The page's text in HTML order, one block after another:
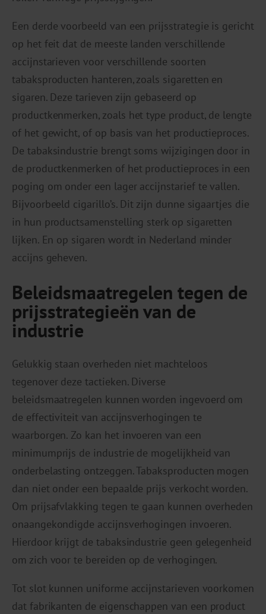
Een derde voorbeeld van een prijsstrategie is gericht
op het feit dat de meeste landen verschillende
accijnstarieven voor verschillende soorten
tabaksproducten hanteren, zoals sigaretten en
sigaren. Deze tarieven zijn gebaseerd op
productkenmerken, zoals het type product, de lengte
of het gewicht, of op basis van het productieproces.
De tabaksindustrie brengt soms wijzigingen door in
de productkenmerken of het productieproces in een
poging om onder een lager accijnstarief te vallen.
Bijvoorbeeld cigarillo’s. Dit zijn dunne sigaartjes die
in hun productsamenstelling sterk op sigaretten
lijken. En op sigaren wordt in Nederland minder
accijns geheven.
Beleidsmaatregelen tegen de
prijsstrategieën van de
industrie
Gelukkig staan overheden niet machteloos
tegenover deze tactieken. Diverse
beleidsmaatregelen kunnen worden ingevoerd om
de effectiviteit van accijnsverhogingen te
waarborgen. Zo kan het invoeren van een
minimumprijs de industrie de mogelijkheid van
onderbelasting ontzeggen. Tabaksproducten mogen
dan niet onder een bepaalde prijs verkocht worden.
Om prijsafvlakking tegen te gaan kunnen overheden
onaangekondigde accijnsverhogingen invoeren.
Hierdoor krijgt de tabaksindustrie geen gelegenheid
om zich voor te bereiden op de verhogingen.
Tot slot kunnen uniforme accijnstarieven voorkomen
dat fabrikanten de eigenschappen van een product